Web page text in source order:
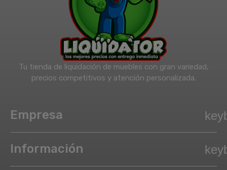
Tu tienda de liquidación de muebles con gran variedad,
precios competitivos y atención personalizada.
Empresa
Información